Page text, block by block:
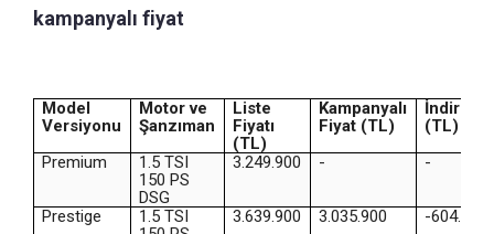
kampanyalı fiyat
Model
Versiyonu
Motor ve
Şanzıman
Liste
Fiyatı
(TL)
Kampanyalı
Fiyat (TL)
İndirim
(TL)
Premium
1.5 TSI
150 PS
DSG
3.249.900 - -
Prestige
1.5 TSI
3.639.900 3.035.900 -604.000